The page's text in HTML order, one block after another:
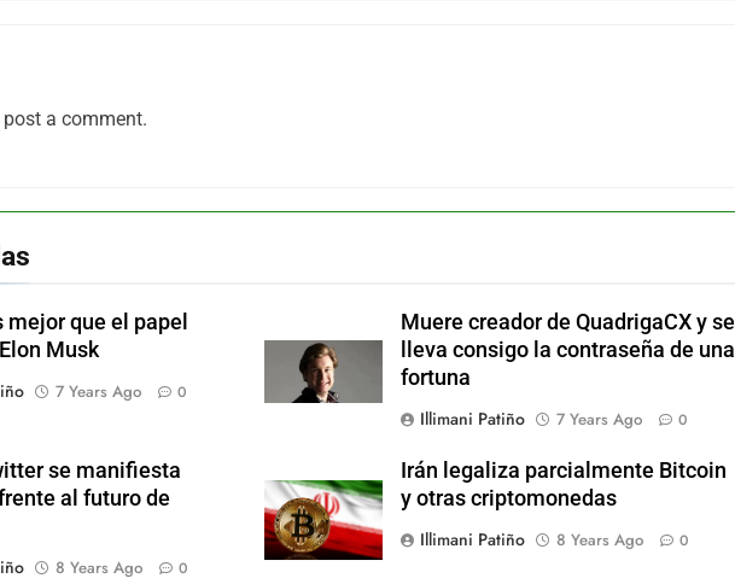
a comment.
mejor que el papel
Musk
7 Years Ago 0
Muere creador de QuadrigaCX y se
lleva consigo la contraseña de una
fortuna
Illimani Patiño
7 Years Ago 0
se manifiesta
al futuro de
8 Years Ago 0
Irán legaliza parcialmente Bitcoin
y otras criptomonedas
Illimani Patiño
8 Years Ago 0